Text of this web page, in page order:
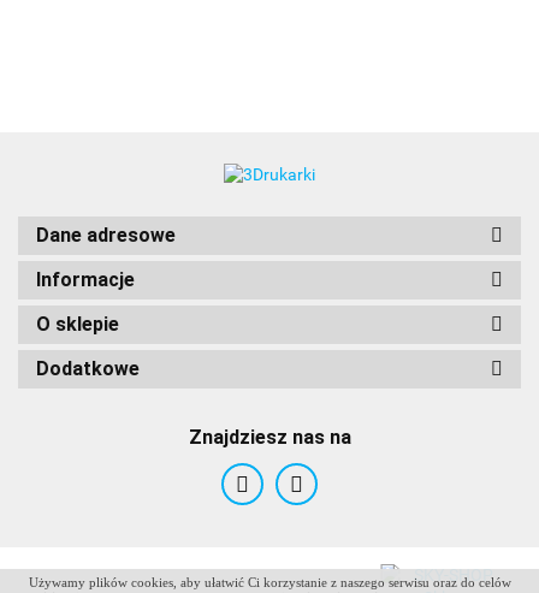
Używamy plików cookies, aby ułatwić Ci korzystanie z naszego serwisu oraz do celów
Dane adresowe
Informacje
O sklepie
Dodatkowe
Znajdziesz nas na